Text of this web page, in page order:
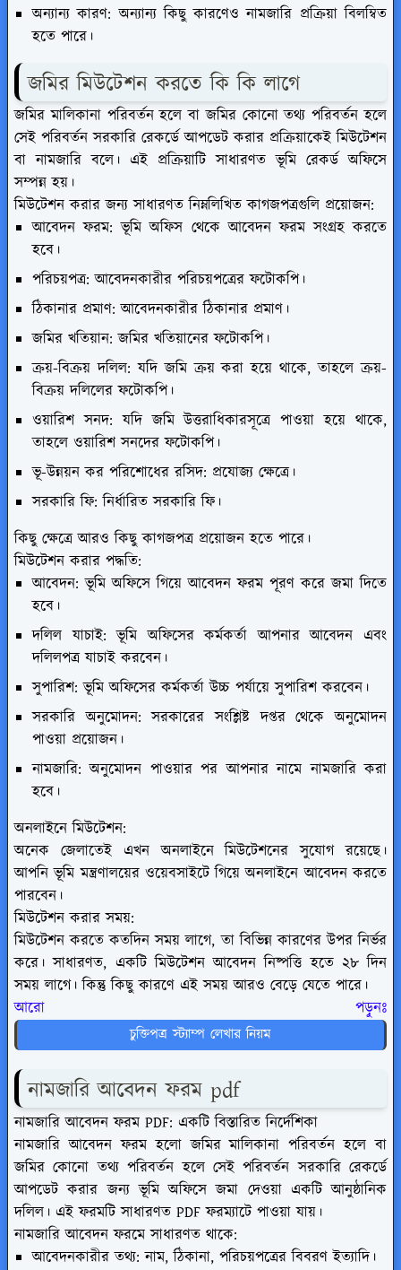
অন্যান্য কারণ: অন্যান্য কিছু কারণেও নামজারি প্রক্রিয়া বিলম্বিত
হতে পারে।
জমির মিউটেশন করতে কি কি লাগে
জমির মালিকানা পরিবর্তন হলে বা জমির কোনো তথ্য পরিবর্তন হলে
সেই পরিবর্তন সরকারি রেকর্ডে আপডেট করার প্রক্রিয়াকেই মিউটেশন
বা নামজারি বলে। এই প্রক্রিয়াটি সাধারণত ভূমি রেকর্ড অফিসে
সম্পন্ন হয়।
মিউটেশন করার জন্য সাধারণত নিম্নলিখিত কাগজপত্রগুলি প্রয়োজন:
আবেদন ফরম: ভূমি অফিস থেকে আবেদন ফরম সংগ্রহ করতে
হবে।
পরিচয়পত্র: আবেদনকারীর পরিচয়পত্রের ফটোকপি।
ঠিকানার প্রমাণ: আবেদনকারীর ঠিকানার প্রমাণ।
জমির খতিয়ান: জমির খতিয়ানের ফটোকপি।
ক্রয়-বিক্রয় দলিল: যদি জমি ক্রয় করা হয়ে থাকে, তাহলে ক্রয়-
বিক্রয় দলিলের ফটোকপি।
ওয়ারিশ সনদ: যদি জমি উত্তরাধিকারসূত্রে পাওয়া হয়ে থাকে,
তাহলে ওয়ারিশ সনদের ফটোকপি।
ভূ-উন্নয়ন কর পরিশোধের রসিদ: প্রযোজ্য ক্ষেত্রে।
সরকারি ফি: নির্ধারিত সরকারি ফি।
কিছু ক্ষেত্রে আরও কিছু কাগজপত্র প্রয়োজন হতে পারে।
মিউটেশন করার পদ্ধতি:
আবেদন: ভূমি অফিসে গিয়ে আবেদন ফরম পূরণ করে জমা দিতে
হবে।
দলিল যাচাই: ভূমি অফিসের কর্মকর্তা আপনার আবেদন এবং
দলিলপত্র যাচাই করবেন।
সুপারিশ: ভূমি অফিসের কর্মকর্তা উচ্চ পর্যায়ে সুপারিশ করবেন।
সরকারি অনুমোদন: সরকারের সংশ্লিষ্ট দপ্তর থেকে অনুমোদন
পাওয়া প্রয়োজন।
নামজারি: অনুমোদন পাওয়ার পর আপনার নামে নামজারি করা
হবে।
অনলাইনে মিউটেশন:
অনেক জেলাতেই এখন অনলাইনে মিউটেশনের সুযোগ রয়েছে।
আপনি ভূমি মন্ত্রণালয়ের ওয়েবসাইটে গিয়ে অনলাইনে আবেদন করতে
পারবেন।
মিউটেশন করার সময়:
মিউটেশন করতে কতদিন সময় লাগে, তা বিভিন্ন কারণের উপর নির্ভর
করে। সাধারণত, একটি মিউটেশন আবেদন নিষ্পত্তি হতে ২৮ দিন
সময় লাগে। কিন্তু কিছু কারণে এই সময় আরও বেড়ে যেতে পারে।
আরো পড়ুনঃ
চুক্তিপত্র স্ট্যাম্প লেখার নিয়ম
নামজারি আবেদন ফরম pdf
নামজারি আবেদন ফরম PDF: একটি বিস্তারিত নির্দেশিকা
নামজারি আবেদন ফরম হলো জমির মালিকানা পরিবর্তন হলে বা
জমির কোনো তথ্য পরিবর্তন হলে সেই পরিবর্তন সরকারি রেকর্ডে
আপডেট করার জন্য ভূমি অফিসে জমা দেওয়া একটি আনুষ্ঠানিক
দলিল। এই ফরমটি সাধারণত PDF ফরম্যাটে পাওয়া যায়।
নামজারি আবেদন ফরমে সাধারণত থাকে:
আবেদনকারীর তথ্য: নাম, ঠিকানা, পরিচয়পত্রের বিবরণ ইত্যাদি।